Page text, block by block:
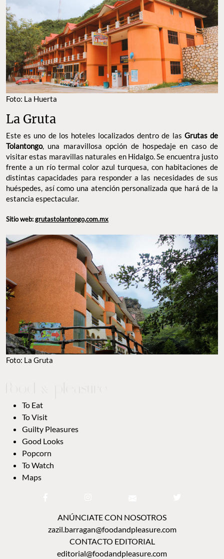
Foto: La Huerta
La Gruta
Este es uno de los hoteles localizados dentro de las Grutas de
Tolantongo, una maravillosa opción de hospedaje en caso de
visitar estas maravillas naturales en Hidalgo. Se encuentra justo
frente a un río termal color azul turquesa, con habitaciones de
distintas capacidades para responder a las necesidades de sus
huéspedes, así como una atención personalizada que hará de la
estancia espectacular.
Sitio web:grutastolantongo,com.mx
Foto: La Gruta
To Eat
To Visit
Guilty Pleasures
Good Looks
Popcorn
To Watch
Maps
ANÚNCIATE CON NOSOTROS
zazil.barragan@foodandpleasure.com
CONTACTO EDITORIAL
editorial@foodandpleasure.com